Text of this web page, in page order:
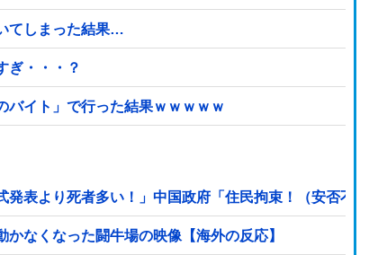
てしまった結果…
ぎ・・・？
バイト」で行った結果ｗｗｗｗｗ
表より死者多い！」中国政府「住民拘束！（安否不
なくなった闘牛場の映像【海外の反応】